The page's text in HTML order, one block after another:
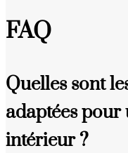
FAQ
Quelles sont
adaptées pour
intérieur ?